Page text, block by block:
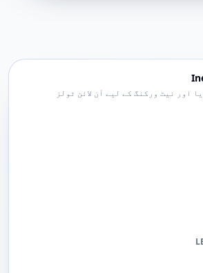
اور نیٹ ورکنگ کے لیے آن لائن ٹولز